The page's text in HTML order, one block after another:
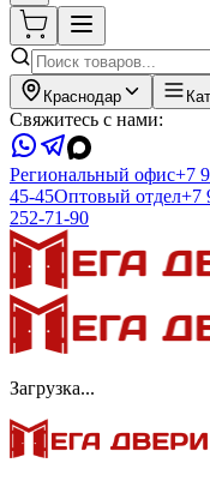
Краснодар
Свяжитесь с нами:
Региональный офис+7
45-45Оптовый отдел+7
252-71-90
Загрузка...